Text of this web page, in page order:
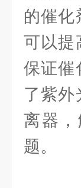
的催化
可以提
保证催
了紫外
离器
题。